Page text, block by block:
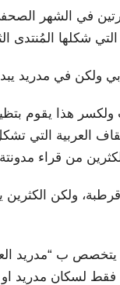
في الشهر
ولكن في مدريد
ولكسر هذا يقوم
العربية التي
من قراء مدونتة
ولكن الكثرين
يتخصص ب “مدريد
لسكان مدريد او